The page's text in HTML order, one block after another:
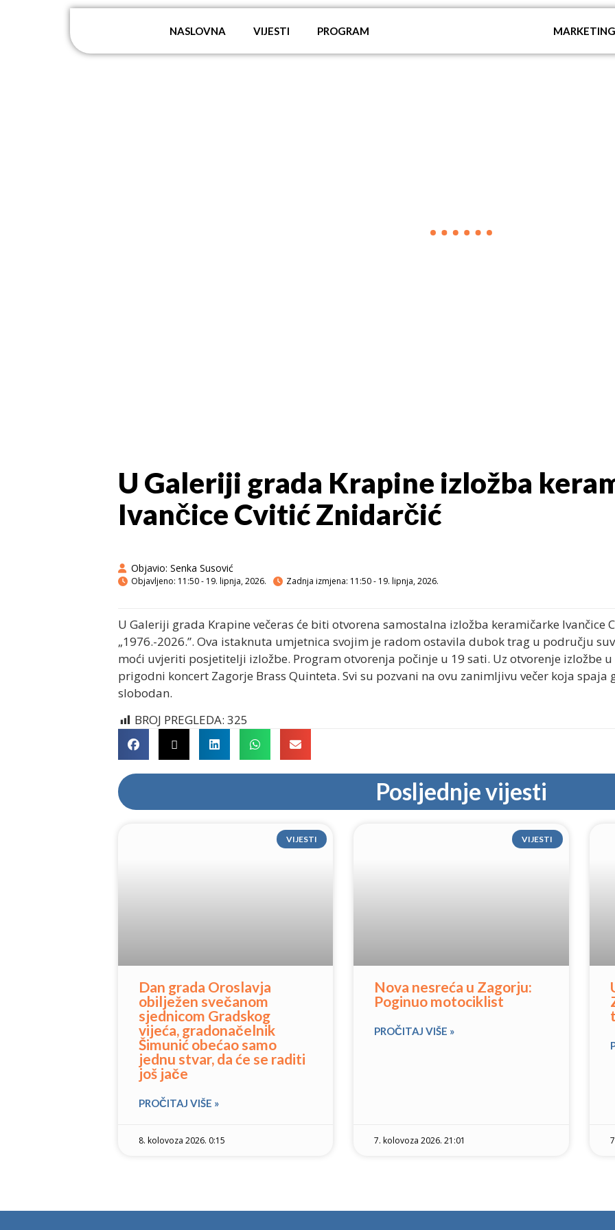
NASLOVNA VIJESTI PROGRAM MARKETING
U Galeriji grada Krapine izložba
Ivančice Cvitić Znidarčić
Objavio: Senka Susović
Objavljeno: 11:50 - 19. lipnja, 2026. Zadnja izmjena: 11:50 - 19. lipnja, 2026.
U Galeriji grada Krapine večeras će biti otvorena samostalna izložba keramičarke Ivančice
„1976.-2026.”. Ova istaknuta umjetnica svojim je radom ostavila dubok trag u području
moći uvjeriti posjetitelji izložbe. Program otvorenja počinje u 19 sati. Uz otvorenje izložbe
prigodni koncert Zagorje Brass Quinteta. Svi su pozvani na ovu zanimljivu večer koja
slobodan.
BROJ PREGLEDA: 325
Posljednje vijesti
VIJESTI
Dan grada Oroslavja
obilježen svečanom
sjednicom Gradskog
vijeća, gradonačelnik
Šimunić obećao samo
jednu stvar, da će se raditi
još jače
PROČITAJ VIŠE »
8. kolovoza 2026. 0:15
VIJESTI
Nova nesreća u Zagorju:
Poginuo motociklist
PROČITAJ VIŠE »
7. kolovoza 2026. 21:01